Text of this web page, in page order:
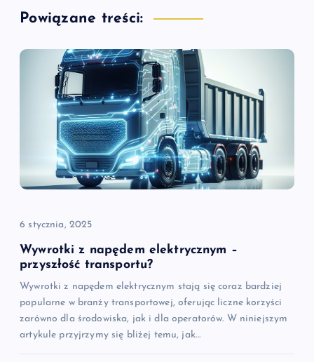
a
c
p
s
u
Powiązane treści:
6 stycznia, 2025
Wywrotki z napędem elektrycznym –
przyszłość transportu?
Wywrotki z napędem elektrycznym stają się coraz bardziej
popularne w branży transportowej, oferując liczne korzyści
zarówno dla środowiska, jak i dla operatorów. W niniejszym
artykule przyjrzymy się bliżej temu, jak…